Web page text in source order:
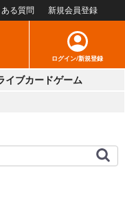
ある質問 新規会員登録
ログイン/新規登録
イブカードゲーム